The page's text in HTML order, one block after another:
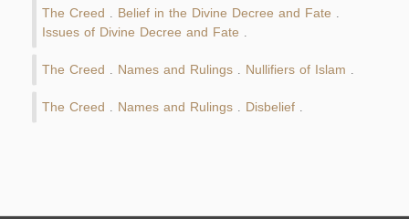
The Creed Belief in the Divine Decree and Fate
Issues of Divine Decree and Fate
The Creed Names and Rulings Nullifiers of Islam
The Creed Names and Rulings Disbelief